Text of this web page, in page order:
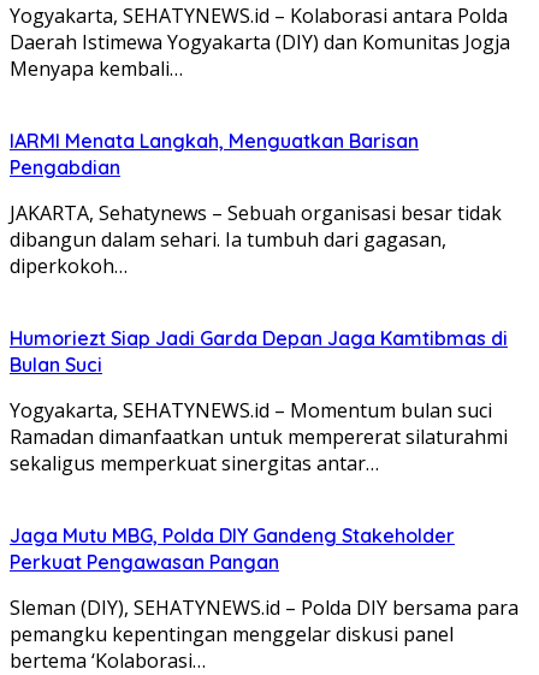
Yogyakarta, SEHATYNEWS.id – Kolaborasi antara Polda
Daerah Istimewa Yogyakarta (DIY) dan Komunitas Jogja
Menyapa kembali…
IARMI Menata Langkah, Menguatkan Barisan
Pengabdian
JAKARTA, Sehatynews – Sebuah organisasi besar tidak
dibangun dalam sehari. Ia tumbuh dari gagasan,
diperkokoh…
Humoriezt Siap Jadi Garda Depan Jaga Kamtibmas di
Bulan Suci
Yogyakarta, SEHATYNEWS.id – Momentum bulan suci
Ramadan dimanfaatkan untuk mempererat silaturahmi
sekaligus memperkuat sinergitas antar…
Jaga Mutu MBG, Polda DIY Gandeng Stakeholder
Perkuat Pengawasan Pangan
Sleman (DIY), SEHATYNEWS.id – Polda DIY bersama para
pemangku kepentingan menggelar diskusi panel
bertema ‘Kolaborasi…